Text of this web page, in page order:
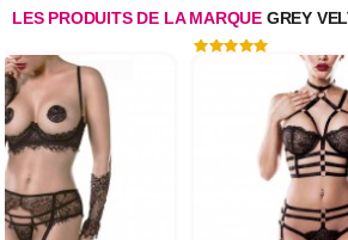
LES PRODUITS DE LA MARQUE GREY